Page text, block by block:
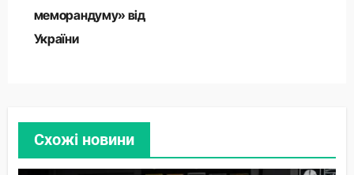
меморандуму» від
України
Схожі новини